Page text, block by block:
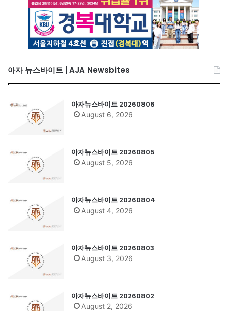
아자 뉴스바이트 | AJA Newsbites
아자뉴스바이트 20260806
August 6, 2026
아자뉴스바이트 20260805
August 5, 2026
아자뉴스바이트 20260804
August 4, 2026
아자뉴스바이트 20260803
August 3, 2026
아자뉴스바이트 20260802
August 2, 2026